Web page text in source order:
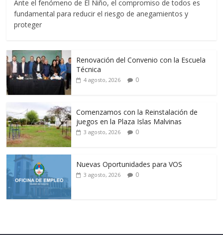
Ante el fenómeno de El Niño, el compromiso de todos es
fundamental para reducir el riesgo de anegamientos y
proteger
Renovación del Convenio con la Escuela
Técnica
4 agosto, 2026 0
Comenzamos con la Reinstalación de
juegos en la Plaza Islas Malvinas
3 agosto, 2026 0
Nuevas Oportunidades para VOS
3 agosto, 2026 0